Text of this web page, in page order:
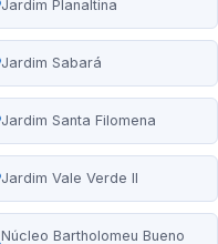
Jardim Planaltina
Jardim Sabará
Jardim Santa Filomena
Jardim Vale Verde II
Núcleo Bartholomeu Bueno